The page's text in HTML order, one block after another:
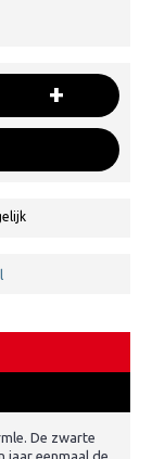
+
De zwarte
jaar eenmaal de